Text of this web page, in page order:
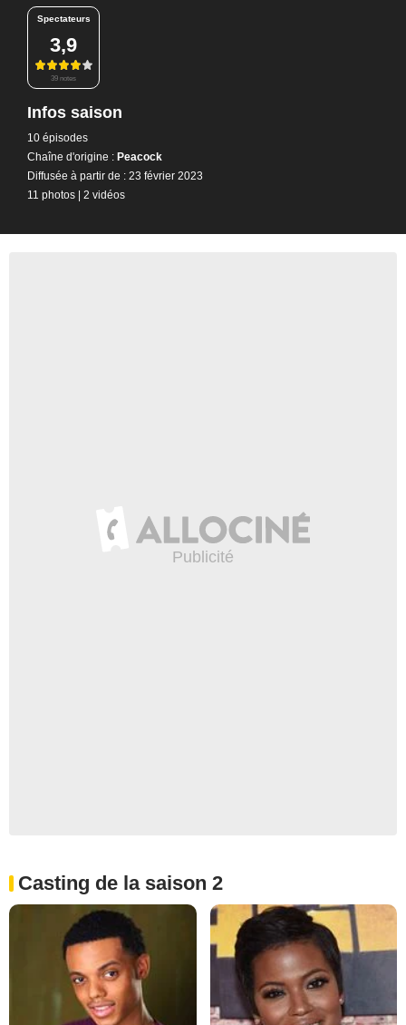
Spectateurs
3,9
39 notes
Infos saison
10 épisodes
Chaîne d'origine : Peacock
Diffusée à partir de : 23 février 2023
11 photos | 2 vidéos
Casting de la saison 2